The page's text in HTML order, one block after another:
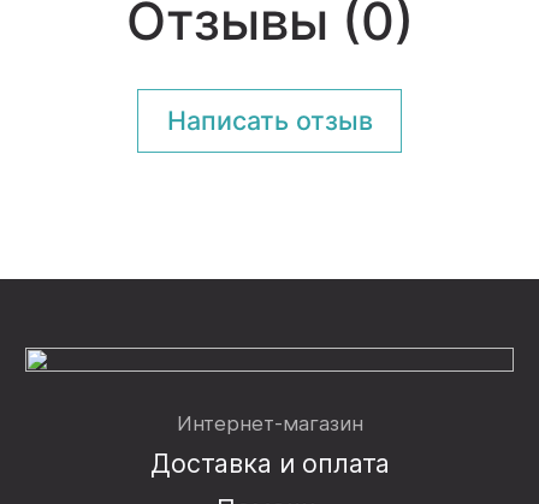
Отзывы (0)
Написать отзыв
Интернет-магазин
Доставка и оплата